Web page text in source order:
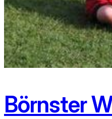
Börnster